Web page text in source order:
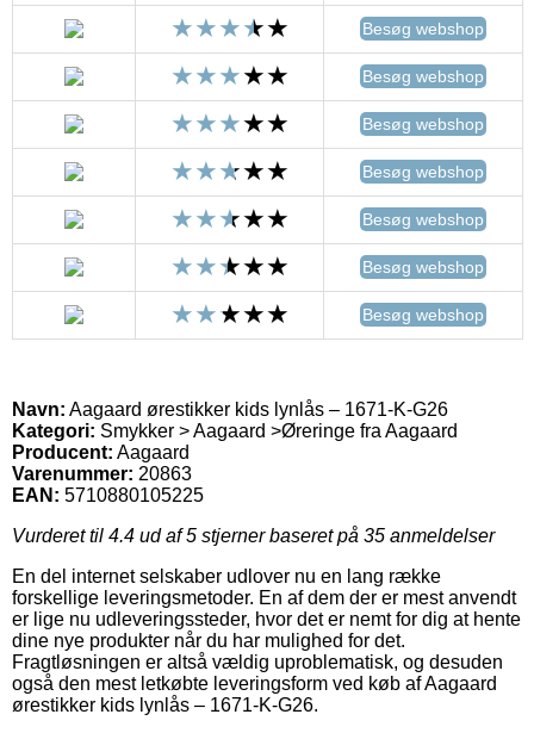
Besøg webshop
Besøg webshop
Besøg webshop
Besøg webshop
Besøg webshop
Besøg webshop
Besøg webshop
Navn: Aagaard ørestikker kids lynlås – 1671-K-G26
Kategori: Smykker > Aagaard >Øreringe fra Aagaard
Producent: Aagaard
Varenummer: 20863
EAN: 5710880105225
Vurderet til 4.4 ud af 5 stjerner baseret på 35 anmeldelser
En del internet selskaber udlover nu en lang række
forskellige leveringsmetoder. En af dem der er mest anvendt
er lige nu udleveringssteder, hvor det er nemt for dig at hente
dine nye produkter når du har mulighed for det.
Fragtløsningen er altså vældig uproblematisk, og desuden
også den mest letkøbte leveringsform ved køb af Aagaard
ørestikker kids lynlås – 1671-K-G26.